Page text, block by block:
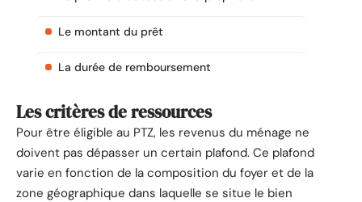
Le montant du prêt
La durée de remboursement
Les critères de ressources
Pour être éligible au PTZ, les revenus du ménage ne
doivent pas dépasser un certain plafond. Ce plafond
varie en fonction de la composition du foyer et de la
zone géographique dans laquelle se situe le bien